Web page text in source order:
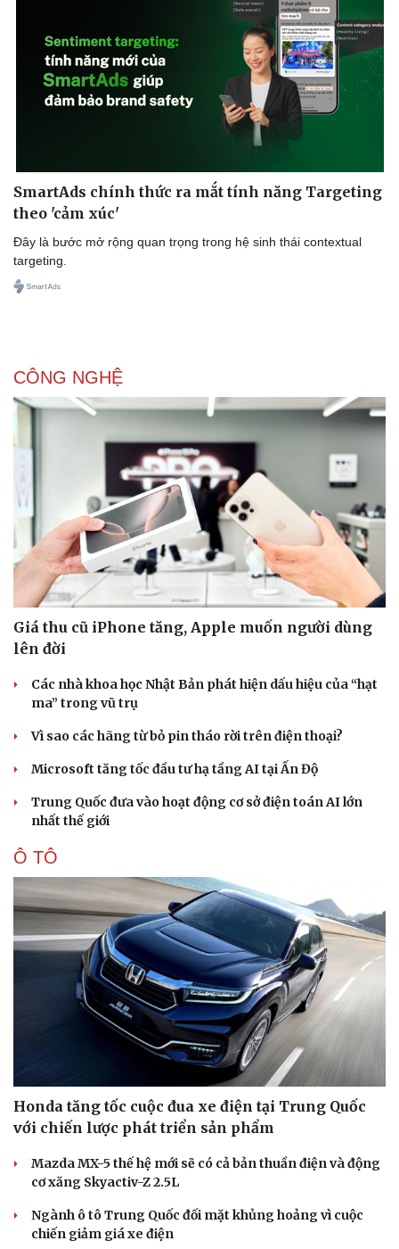
Doanh nghiệp
Thông tin doanh nghiệp
Doanh nghiệp 24h
Doanh nhân
Công nghệ
Sành điệu
Tin Công nghệ
Trải nghiệm
Chuyển đổi số
SmartAds chính thức ra mắt tính năng Targeting
theo 'cảm xúc'
Đây là bước mở rộng quan trọng trong hệ sinh thái contextual
targeting.
CÔNG NGHỆ
Giá thu cũ iPhone tăng, Apple muốn người dùng
lên đời
Các nhà khoa học Nhật Bản phát hiện dấu hiệu của “hạt
ma” trong vũ trụ
Vì sao các hãng từ bỏ pin tháo rời trên điện thoại?
Microsoft tăng tốc đầu tư hạ tầng AI tại Ấn Độ
Trung Quốc đưa vào hoạt động cơ sở điện toán AI lớn
nhất thế giới
Ô TÔ
Honda tăng tốc cuộc đua xe điện tại Trung Quốc
với chiến lược phát triển sản phẩm
Mazda MX-5 thế hệ mới sẽ có cả bản thuần điện và động
cơ xăng Skyactiv-Z 2.5L
Ngành ô tô Trung Quốc đối mặt khủng hoảng vì cuộc
chiến giảm giá xe điện